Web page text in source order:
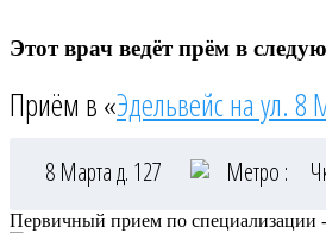
Этот врач ведёт прём в
Приём в «Эдельвейс на ул. 8
8 Марта д. 127 Метро :
Первичный прием по специализации -